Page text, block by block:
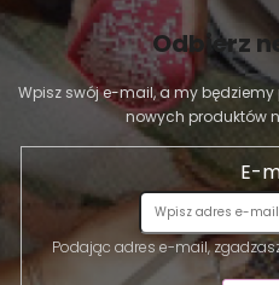
Odbierz
Wpisz swój e-mail, a my
nowych produktów
E-
Podając adres e-mail,